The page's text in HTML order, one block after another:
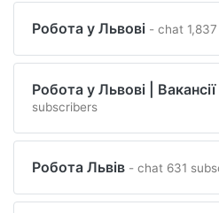
Робота у Львові - chat
Робота у Львові |
subscribers
Робота Львів - chat 631